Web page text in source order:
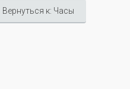
Вернуться к: Часы